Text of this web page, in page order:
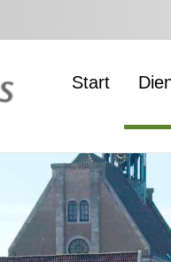
Start